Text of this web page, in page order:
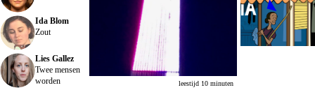
Ida Blom
Zout
Lies Gallez
Twee mensen
worden
leestijd 10 minuten